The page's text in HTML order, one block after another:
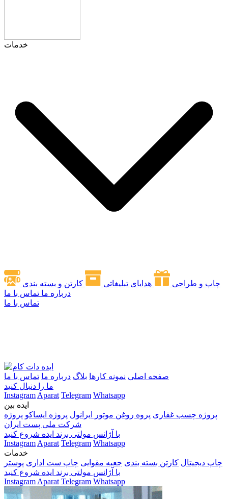
خدمات
چاپ و طراحی هدایای تبلیغاتی
کارتن و بسته بندی
درباره ما تماس با ما
تماس با ما
صفحه اصلی نمونه کارها بلاگ درباره ما تماس با ما
ما را دنبال کنید
Instagram Aparat Telegram Whatsapp
ایده بین
پروژه چسب غفاری پروه روغن موتور ایرانول پروژه ایساکو پروژه
شرکت ملی پست ایران
با آژانس مولتی برند ایده شروع کنید
Instagram Aparat Telegram Whatsapp
خدمات
چاپ دیجیتال کارتن بسته بندی جعبه مقوایی چاپ ست اداری پوستر
با آژانس مولتی برند ایده شروع کنید
Instagram Aparat Telegram Whatsapp